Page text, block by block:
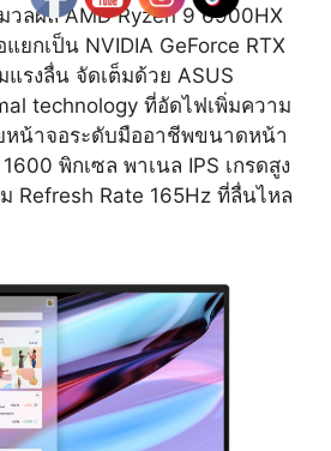
วลผล AMD Ryzen 9 6900HX
ยกเป็น NVIDIA GeForce RTX
รงลื่น จัดเต็มด้วย ASUS
technology ที่อัดไฟเพิ่มความ
หน้าจอระดับมืออาชีพขนาดหน้า
พิกเซล พาเนล IPS เกรดสูง
Refresh Rate 165Hz ที่ลื่นไหล